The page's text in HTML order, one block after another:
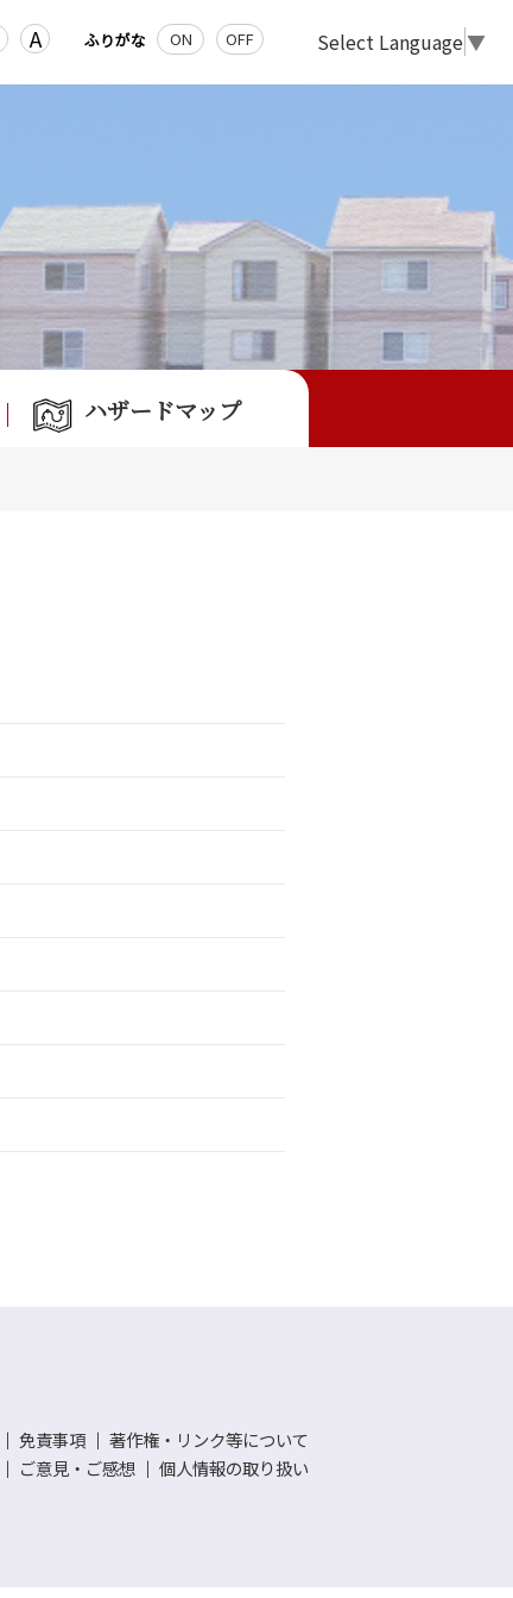
Select Language▼
ふりがな ON OFF
A
ハザードマップ
｜ 免責事項 ｜ 著作権・リンク等について
｜ ご意見・ご感想 ｜ 個人情報の取り扱い